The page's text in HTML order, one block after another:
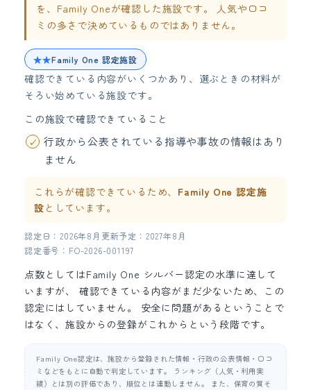
を、Family Oneが確認した施設です。 人気や口コ
ミの多さで決めているものではありません。
★★Family One 認定施設
確認できている内容がいくつかあり、選ぶときの材料が
そろい始めている施設です。
この施設で確認できていること
行政から公表されている指導や事故の情報はあり
ません
これらが確認できているため、 Family One 認定施
設 としています。
認定日：2026年8月 更新予定：2027年8月
認定番号：FO-2026-001197
点数としてはFamily One シルバー認定の水準に達して
いますが、 確認できている内容がまだ少ないため、この
認定にはしていません。 安全に問題があるということで
はなく、施設からの登録がこれからという段階です。
Family One認定は、施設から登録された情報・行政の公表情報・口コ
ミなどをもとに自動で判定しています。 ランキング（人気・利用実
績）とは別の評価であり、順位とは連動しません。 また、保育の質そ